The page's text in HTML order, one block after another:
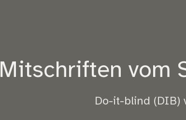
Mitschriften vom
Do-it-blind (DIB)